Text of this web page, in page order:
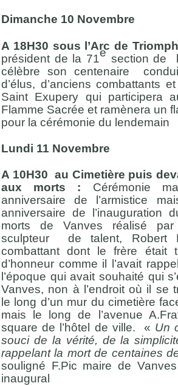
Dimanche 10 Novembre
A 18H30 sous l’Arc de
président de la 71e section de
célèbre son centenaire
d’élus, d’anciens combattants
Saint Exupery qui participera
Flamme Sacrée et ramènera un
pour la cérémonie du lendemain
Lundi 11 Novembre
A 10H30 au Cimetière puis
aux morts : Cérémonie
anniversaire de l’armistice
anniversaire de l’inauguration
morts de Vanves réalisé par
sculpteur de talent, Robert
combattant dont le frère était
d’honneur comme il l’avait
l’époque qui avait souhaité qui
Vanves, non à l’endroit où il se
le long d’un mur du cimetière
mais le long de l’avenue
square de l’hôtel de ville. « Un
souci de la vérité, de la
rappelant la mort de centaines
souligné F.Pic maire de
inaugural